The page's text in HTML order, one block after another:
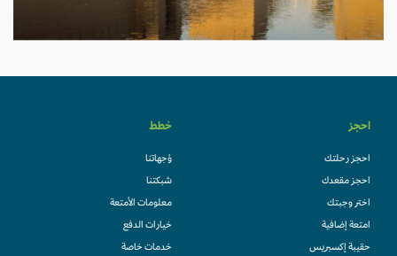
احجز
احجز رحلتك
احجز مقعدك
اختر وجبتك
امتعة إضافية
حقيبة إكسبريس
خطط
وُجهاتنا
شبكتنا
معلومات الأمتعة
خيارات الدفع
خدمات خاصة